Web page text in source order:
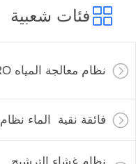
فئات شعبية
نظام معالجة المياه RO
فائقة نقية الماء نظام